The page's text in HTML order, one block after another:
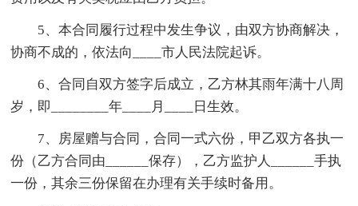
5、本合同履行过程中发生争议，由双方协商解决，
协商不成的，依法向____市人民法院起诉。
6、合同自双方签字后成立，乙方林其雨年满十八周
岁，即________年____月____日生效。
7、房屋赠与合同，合同一式六份，甲乙双方各执一
份（乙方合同由______保存），乙方监护人______手执
一份，其余三份保留在办理有关手续时备用。